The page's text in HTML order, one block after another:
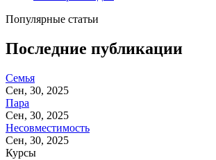
Популярные статьи
Последние публикации
Семья
Сен, 30, 2025
Пара
Сен, 30, 2025
Несовместимость
Сен, 30, 2025
Курсы